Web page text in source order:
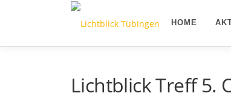
HOME
Lichtblick Treff 5.